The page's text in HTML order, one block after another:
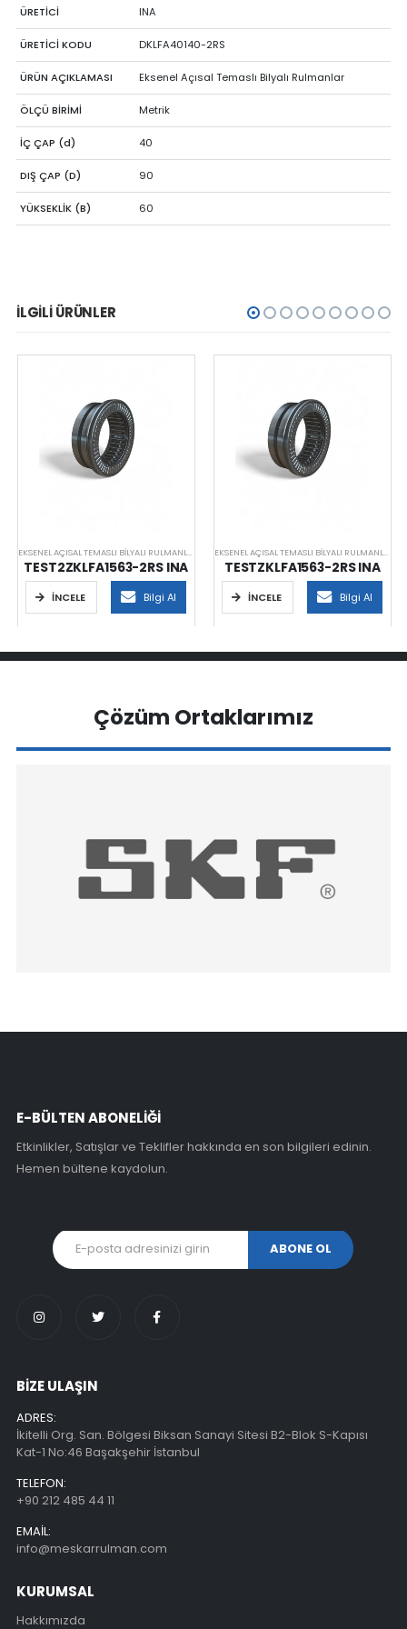
ÜRETİCİ INA
ÜRETİCİ KODU DKLFA40140-2RS
ÜRÜN AÇIKLAMASI Eksenel Açısal Temaslı Bilyalı Rulmanlar
ÖLÇÜ BİRİMİ Metrik
İÇ ÇAP (d) 40
DIŞ ÇAP (D) 90
YÜKSEKLİK (B) 60
İLGILI ÜRÜNLER
TEST2ZKLFA1563-2RS INA
İNCELE Bilgi Al
TESTZKLFA1563-2RS INA
İNCELE Bilgi Al
Çözüm Ortaklarımız
E-BÜLTEN ABONELİĞİ
Etkinlikler, Satışlar ve Teklifler hakkında en son bilgileri edinin.
Hemen bültene kaydolun.
BİZE ULAŞIN
ADRES:
İkitelli Org. San. Bölgesi Biksan Sanayi Sitesi B2-Blok S-Kapısı
Kat-1 No:46 Başakşehir İstanbul
TELEFON:
+90 212 485 44 11
EMAIL:
info@meskarrulman.com
KURUMSAL
Hakkımızda